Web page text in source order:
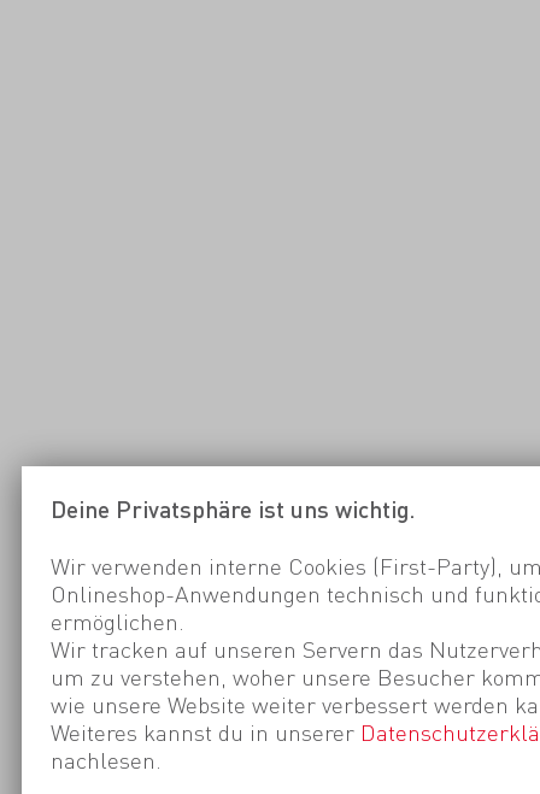
Deine Privatsphäre ist uns wichtig.
Wir verwenden interne Cookies (First-Party),
Onlineshop-Anwendungen technisch und
ermöglichen.
Wir tracken auf unseren Servern das
um zu verstehen, woher unsere Besucher
wie unsere Website weiter verbessert werden
Weiteres kannst du in unserer
nachlesen.